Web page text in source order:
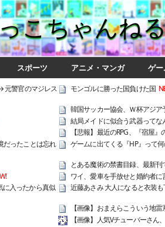
こちゃんね
スポーツ アニメ・マンガ ゲー
元警官のマジレス
モンゴルに勝った国負けた国
韓国サッカー協会、Ｗ杯アジ
結局メイドに似合う武器ってな
【悲報】最近のRPG、『宿屋
だったことは忘れ
ゲームに出てくる『HP』って
とある魔術の禁書目録、最新
ワイ、愛車を手放せと婚約者
に入ったから真似
近藤あさみ 大人になると衣装
【画像】おまえらこういう地
【画像】人気Vチューバーさ